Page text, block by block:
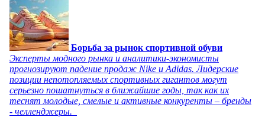
Борьба за рынок спортивной обуви
Эксперты модного рынка и аналитики-экономисты
прогнозируют падение продаж Nike и Adidas. Лидерские
позиции непотопляемых спортивных гигантов могут
серьезно пошатнуться в ближайшие годы, так как их
теснят молодые, смелые и активные конкуренты – бренды
- челленджеры.